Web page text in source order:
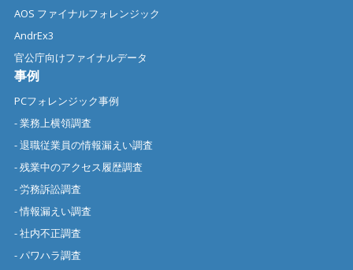
AOS ファイナルフォレンジック
AndrEx3
官公庁向けファイナルデータ
事例
PCフォレンジック事例
- 業務上横領調査
- 退職従業員の情報漏えい調査
- 残業中のアクセス履歴調査
- 労務訴訟調査
- 情報漏えい調査
- 社内不正調査
- パワハラ調査